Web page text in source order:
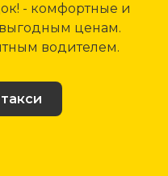
- комфортные и
ценам.
водителем.